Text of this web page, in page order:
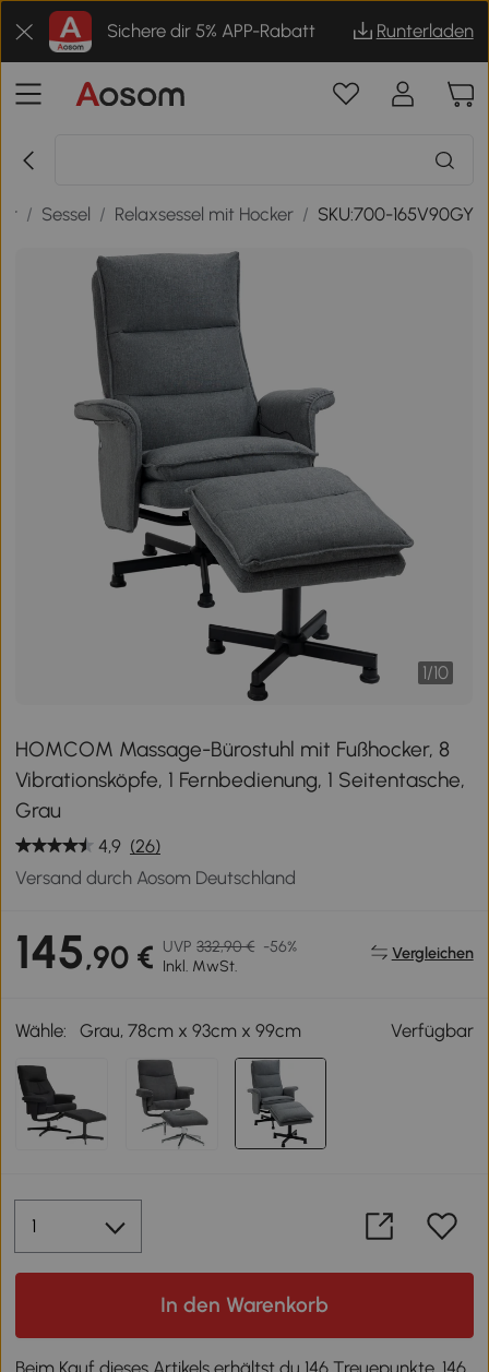
Sichere dir 5% APP-Rabatt Runterladen
/ Sessel / Relaxsessel mit Hocker / SKU:700-165V90GY
1/10
HOMCOM Massage-Bürostuhl mit Fußhocker, 8
Vibrationsköpfe, 1 Fernbedienung, 1 Seitentasche,
Grau
4,9 (26)
Versand durch Aosom Deutschland
145,90 € UVP 332,90 € -56%
Inkl. MwSt.
Vergleichen
Wähle: Grau, 78cm x 93cm x 99cm Verfügbar
In den Warenkorb